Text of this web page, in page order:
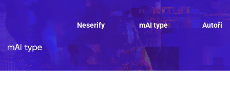
Neserify mAI type Autoři